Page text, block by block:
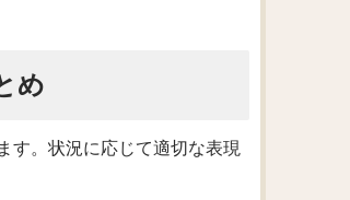
め
す。状況に応じて適切な表現